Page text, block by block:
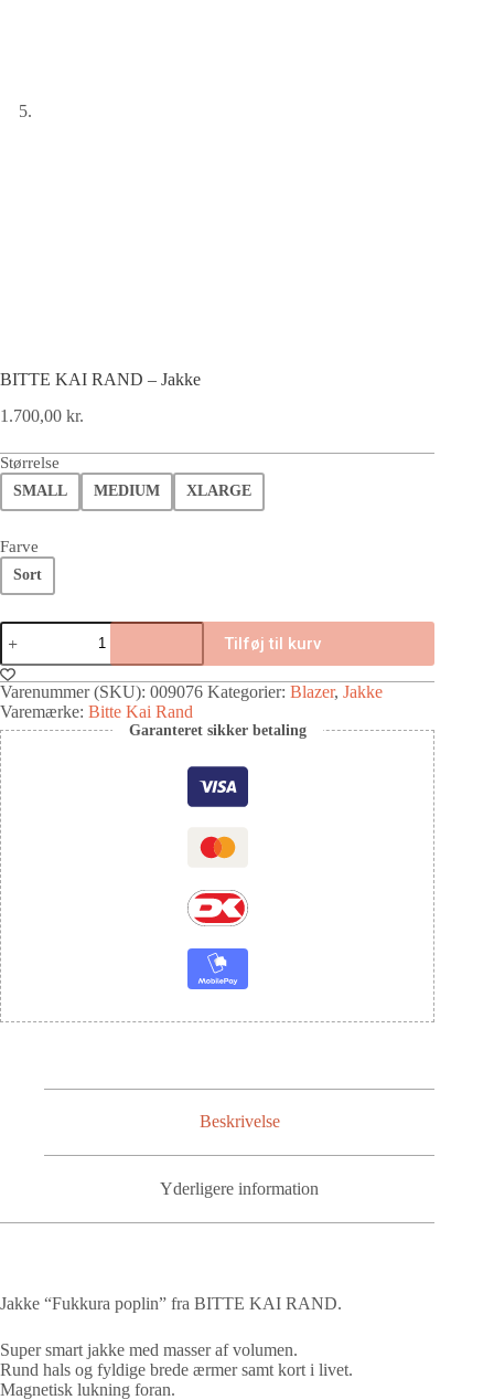
BITTE KAI RAND – Jakke
1.700,00 kr.
Størrelse
SMALL MEDIUM XLARGE
Farve
Sort
Tilføj til kurv
Varenummer (SKU): 009076 Kategorier: Blazer, Jakke
Varemærke: Bitte Kai Rand
Garanteret sikker betaling
Beskrivelse
Yderligere information
Jakke “Fukkura poplin” fra BITTE KAI RAND.
Super smart jakke med masser af volumen.
Rund hals og fyldige brede ærmer samt kort i livet.
Magnetisk lukning foran.